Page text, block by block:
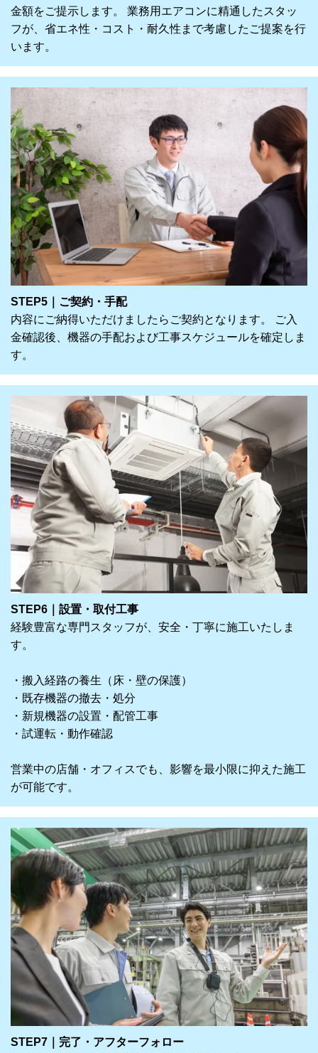
金額をご提示します。 業務用エアコンに精通したスタッ
フが、省エネ性・コスト・耐久性まで考慮したご提案を行
います。
STEP5｜ご契約・手配
内容にご納得いただけましたらご契約となります。 ご入
金確認後、機器の手配および工事スケジュールを確定しま
す。
STEP6｜設置・取付工事
経験豊富な専門スタッフが、安全・丁寧に施工いたしま
す。
・搬入経路の養生（床・壁の保護）
・既存機器の撤去・処分
・新規機器の設置・配管工事
・試運転・動作確認
営業中の店舗・オフィスでも、影響を最小限に抑えた施工
が可能です。
STEP7｜完了・アフターフォロー